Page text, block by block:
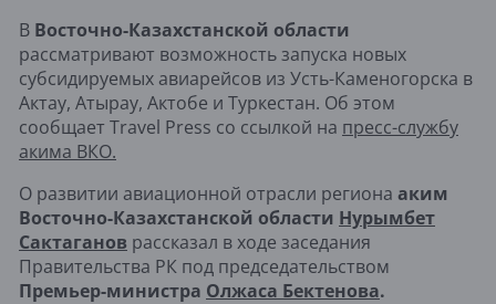
В Восточно-Казахстанской области
рассматривают возможность запуска новых
субсидируемых авиарейсов из Усть-Каменогорска в
Актау, Атырау, Актобе и Туркестан. Об этом
сообщает Travel Press со ссылкой на пресс-службу
акима ВКО.
О развитии авиационной отрасли региона аким
Восточно-Казахстанской области Нурымбет
Сактаганов рассказал в ходе заседания
Правительства РК под председательством
Премьер-министра Олжаса Бектенова.